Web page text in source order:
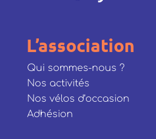
L’association
Qui sommes-nous ?
Nos activités
Nos vélos d’occasion
Adhésion